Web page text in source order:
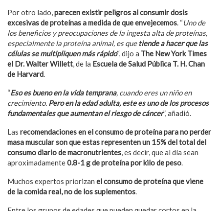
Por otro lado,parecen existir peligros al consumir dosis
excesivas de proteínas a medida de que envejecemos. “Uno de
los beneficios y preocupaciones de la ingesta alta de proteínas,
especialmente la proteína animal, es que tiende a hacer que las
células se multipliquen más rápido“, dijo a The New York Times
el Dr. Walter Willett, de la Escuela de Salud Pública T. H. Chan
de Harvard.
“Eso es bueno en la vida temprana, cuando eres un niño en
crecimiento. Pero en la edad adulta, este es uno de los procesos
fundamentales que aumentan el riesgo de cáncer”, añadió.
Las recomendaciones en el consumo de proteína para no perder
masa muscular son que estas representen un 15% del total del
consumo diario de macronutrientes, es decir, que al día sean
aproximadamente0.8-1 g de proteína por kilo de peso.
Muchos expertos priorizan el consumo de proteína que viene
de la comida real, no de los suplementos.